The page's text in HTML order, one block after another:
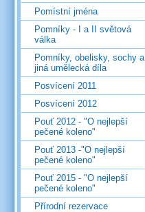
Pomístní jména
Pomníky - I a II světová
válka
Pomníky, obelisky, sochy a
jiná umělecká díla
Posvícení 2011
Posvícení 2012
Pouť 2012 - "O nejlepší
pečené koleno"
Pouť 2013 -"O nejlepší
pečené koleno"
Pouť 2015 - "O nejlepší
pečené koleno"
Přírodní rezervace